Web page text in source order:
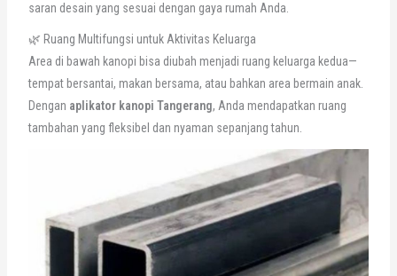
saran desain yang sesuai dengan gaya rumah Anda.
🌿 Ruang Multifungsi untuk Aktivitas Keluarga
Area di bawah kanopi bisa diubah menjadi ruang keluarga kedua—
tempat bersantai, makan bersama, atau bahkan area bermain anak.
Dengan aplikator kanopi Tangerang, Anda mendapatkan ruang
tambahan yang fleksibel dan nyaman sepanjang tahun.